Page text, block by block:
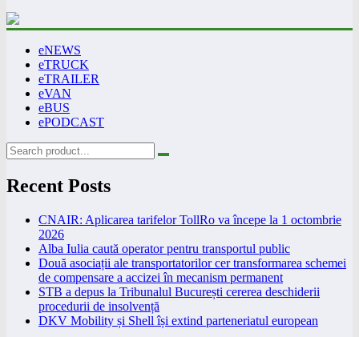
eNEWS
eTRUCK
eTRAILER
eVAN
eBUS
ePODCAST
Recent Posts
CNAIR: Aplicarea tarifelor TollRo va începe la 1 octombrie
2026
Alba Iulia caută operator pentru transportul public
Două asociații ale transportatorilor cer transformarea schemei
de compensare a accizei în mecanism permanent
STB a depus la Tribunalul București cererea deschiderii
procedurii de insolvență
DKV Mobility și Shell își extind parteneriatul european